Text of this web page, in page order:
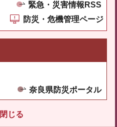
緊急・災害情報RSS
防災・危機管理ページ
奈良県防災ポータル
閉じる